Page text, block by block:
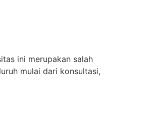
ini merupakan salah
mulai dari konsultasi,